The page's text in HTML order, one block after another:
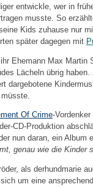
entwickle, wer in
musste. So
Kids zuhause nur
später dagegen mit
Ehemann Max Martin
Lächeln übrig
dargebotene
Of Crime-
CD-Produktion
nun daran, ein Album
genau wie die Kinder
als derhundmarie
um eine